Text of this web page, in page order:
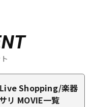
Shopping/楽器
リ MOVIE一覧